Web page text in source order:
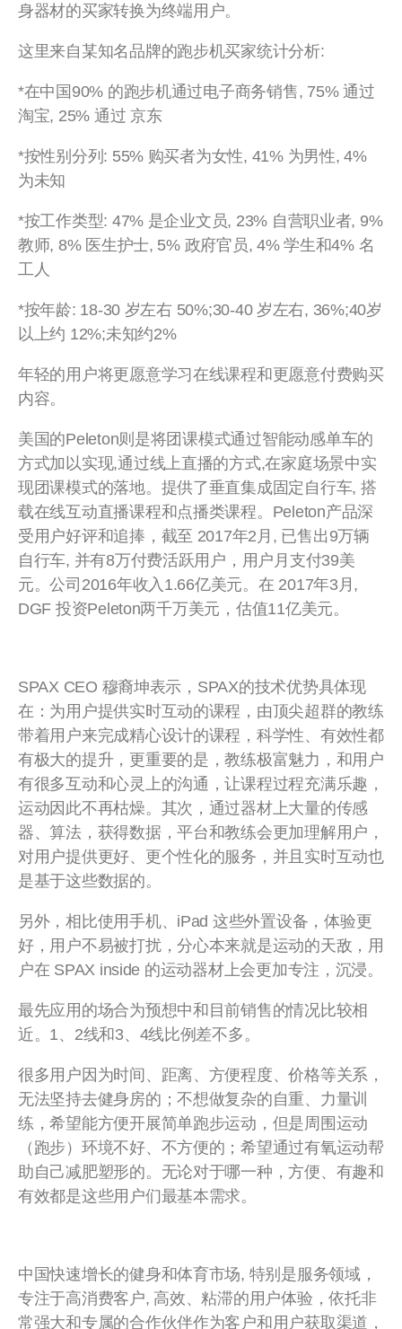
身器材的买家转换为终端用户。
这里来自某知名品牌的跑步机买家统计分析:
*在中国90% 的跑步机通过电子商务销售, 75% 通过
淘宝, 25% 通过 京东
*按性别分列: 55% 购买者为女性, 41% 为男性, 4%
为未知
*按工作类型: 47% 是企业文员, 23% 自营职业者, 9%
教师, 8% 医生护士, 5% 政府官员, 4% 学生和4% 名
工人
*按年龄: 18-30 岁左右 50%;30-40 岁左右, 36%;40岁
以上约 12%;未知约2%
年轻的用户将更愿意学习在线课程和更愿意付费购买
内容。
美国的Peleton则是将团课模式通过智能动感单车的
方式加以实现,通过线上直播的方式,在家庭场景中实
现团课模式的落地。提供了垂直集成固定自行车, 搭
载在线互动直播课程和点播类课程。Peleton产品深
受用户好评和追捧，截至 2017年2月, 已售出9万辆
自行车, 并有8万付费活跃用户，用户月支付39美
元。公司2016年收入1.66亿美元。在 2017年3月,
DGF 投资Peleton两千万美元，估值11亿美元。
SPAX CEO 穆裔坤表示，SPAX的技术优势具体现
在：为用户提供实时互动的课程，由顶尖超群的教练
带着用户来完成精心设计的课程，科学性、有效性都
有极大的提升，更重要的是，教练极富魅力，和用户
有很多互动和心灵上的沟通，让课程过程充满乐趣，
运动因此不再枯燥。其次，通过器材上大量的传感
器、算法，获得数据，平台和教练会更加理解用户，
对用户提供更好、更个性化的服务，并且实时互动也
是基于这些数据的。
另外，相比使用手机、iPad 这些外置设备，体验更
好，用户不易被打扰，分心本来就是运动的天敌，用
户在 SPAX inside 的运动器材上会更加专注，沉浸。
最先应用的场合为预想中和目前销售的情况比较相
近。1、2线和3、4线比例差不多。
很多用户因为时间、距离、方便程度、价格等关系，
无法坚持去健身房的；不想做复杂的自重、力量训
练，希望能方便开展简单跑步运动，但是周围运动
（跑步）环境不好、不方便的；希望通过有氧运动帮
助自己减肥塑形的。无论对于哪一种，方便、有趣和
有效都是这些用户们最基本需求。
中国快速增长的健身和体育市场, 特别是服务领域，
专注于高消费客户, 高效、粘滞的用户体验，依托非
常强大和专属的合作伙伴作为客户和用户获取渠道，